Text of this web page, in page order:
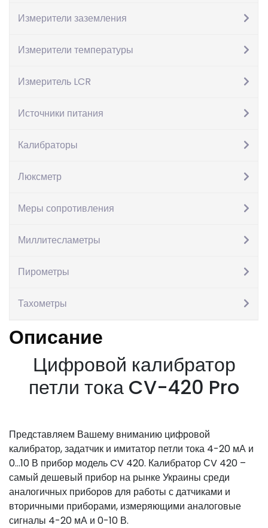
Измерители заземления
Измерители температуры
Измеритель LCR
Источники питания
Калибраторы
Люксметр
Меры сопротивления
Миллитесламетры
Пирометры
Тахометры
Цифровой
калибратор петли
тока Smart
Calibrator CV420
5,393грн.
В корзину
Описание
Описание
Цифровой калибратор
петли тока CV-420 Pro
Представляем Вашему вниманию цифровой
калибратор, задатчик и имитатор петли тока 4-20 мА и
0…10 В прибор модель CV 420. Калибратор СV 420 –
самый дешевый прибор на рынке Украины среди
аналогичных приборов для работы с датчиками и
вторичными приборами, измеряющими аналоговые
сигналы 4-20 мА и 0-10 В.